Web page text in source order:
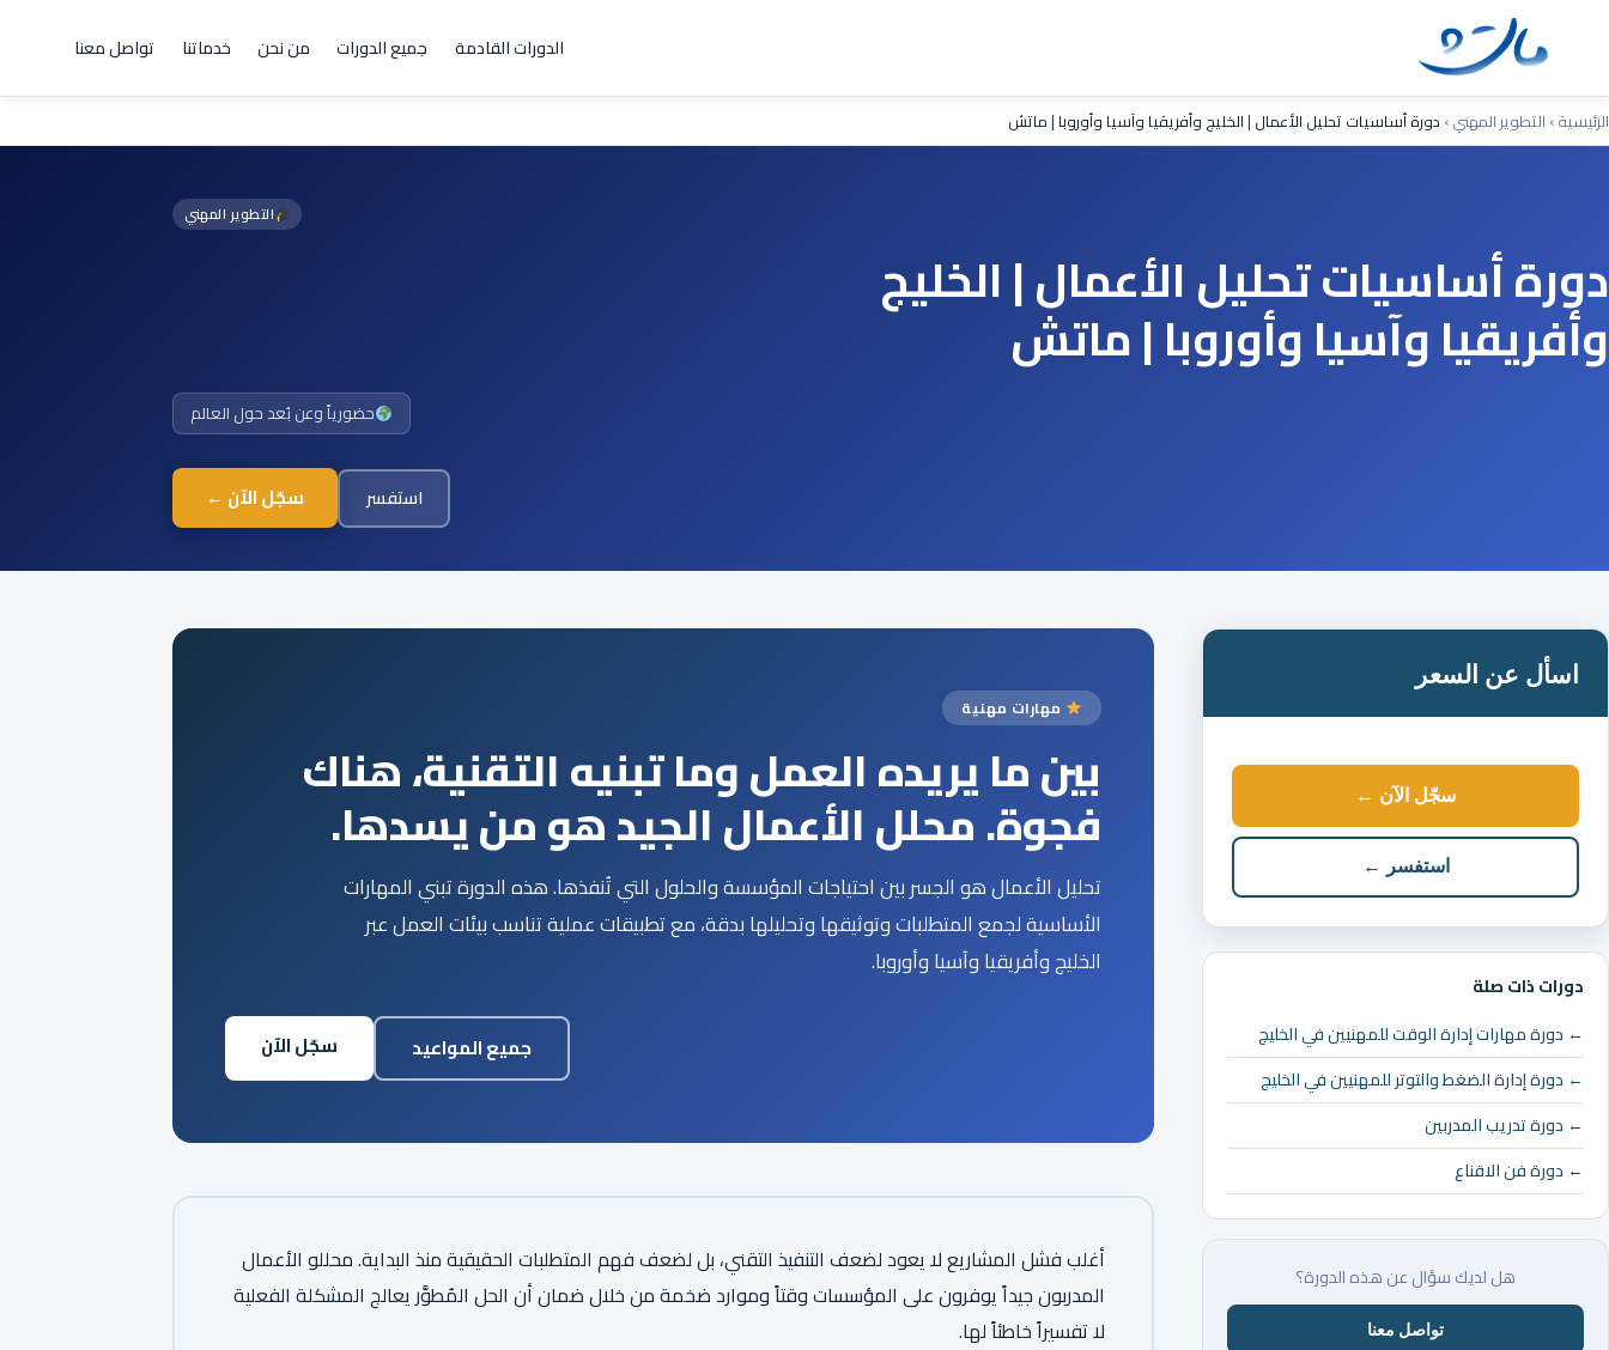
الدورات القادمة جميع الدورات من نحن خدماتنا تواصل معنا
الرئيسية› التطوير المهني› دورة أساسيات تحليل الأعمال | الخليج وأفريقيا وآسيا وأوروبا | ماتش
التطوير المهني
دورة أساسيات تحليل الأعمال | الخليج
وأفريقيا وآسيا وأوروبا | ماتش
حضورياً وعن بُعد حول العالم
سجّل الآن ← استفسر
اسأل عن السعر
سجّل الآن ←
استفسر ←
دورات ذات صلة
← دورة مهارات إدارة الوقت للمهنيين في الخليج
← دورة إدارة الضغط والتوتر للمهنيين في الخليج
← دورة تدريب المدربين
← دورة فن الاقناع
هل لديك سؤال عن هذه الدورة؟
تواصل معنا
مهارات مهنية
بين ما يريده العمل وما تبنيه التقنية، هناك
فجوة. محلل الأعمال الجيد هو من يسدها.
تحليل الأعمال هو الجسر بين احتياجات المؤسسة والحلول التي تُنفذها. هذه الدورة تبني المهارات
الأساسية لجمع المتطلبات وتوثيقها وتحليلها بدقة، مع تطبيقات عملية تناسب بيئات العمل عبر
الخليج وأفريقيا وآسيا وأوروبا.
سجّل الآن جميع المواعيد
أغلب فشل المشاريع لا يعود لضعف التنفيذ التقني، بل لضعف فهم المتطلبات الحقيقية منذ البداية. محللو الأعمال
المدربون جيداً يوفرون على المؤسسات وقتاً وموارد ضخمة من خلال ضمان أن الحل المُطوَّر يعالج المشكلة الفعلية
لا تفسيراً خاطئاً لها.